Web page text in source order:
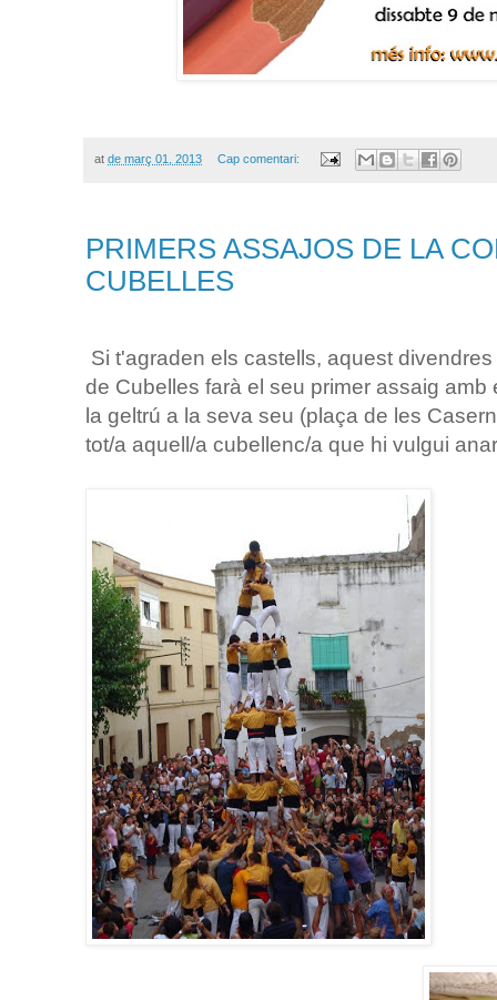
at de març 01, 2013 Cap comentari:
PRIMERS ASSAJOS DE LA
CUBELLES
Si t'agraden els castells, aquest
de Cubelles farà el seu primer assaig
la geltrú a la seva seu (plaça de les
tot/a aquell/a cubellenc/a que hi vulgui